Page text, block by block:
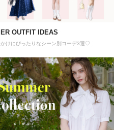
OUTFIT IDEAS
かけにぴったりなシーン別コーデ3選♡